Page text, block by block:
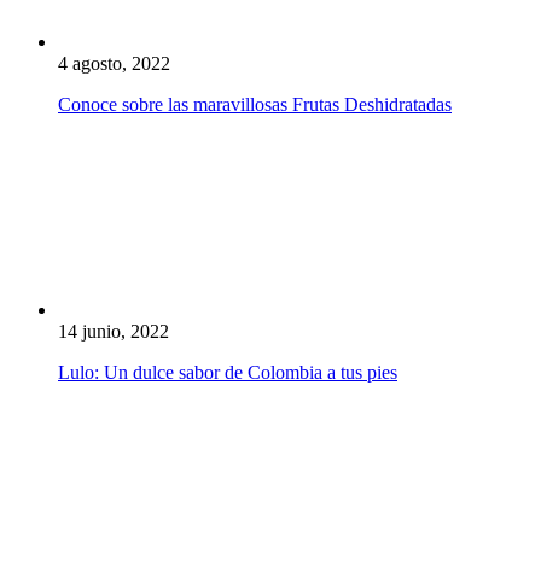
4 agosto, 2022
Conoce sobre las maravillosas Frutas Deshidratadas
14 junio, 2022
Lulo: Un dulce sabor de Colombia a tus pies